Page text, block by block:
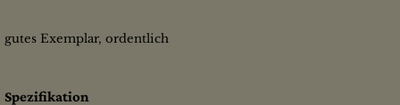
gutes Exemplar, ordentlich
Spezifikation